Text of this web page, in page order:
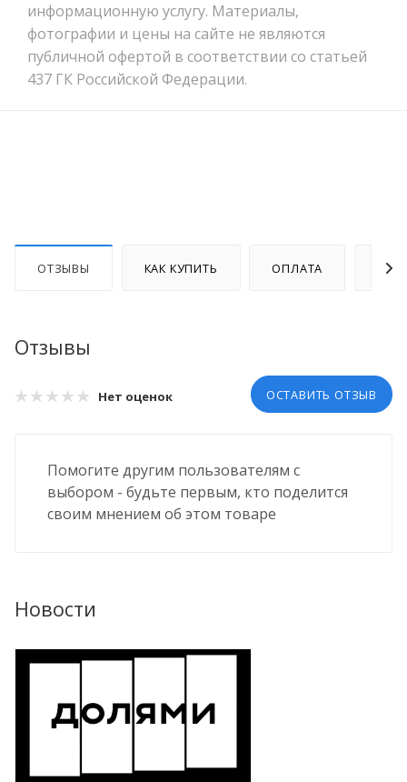
информационную услугу. Материалы,
фотографии и цены на сайте не являются
публичной офертой в соответствии со статьей
437 ГК Российской Федерации.
ОТЗЫВЫ КАК КУПИТЬ ОПЛАТА
Отзывы
Нет оценок ОСТАВИТЬ ОТЗЫВ
Помогите другим пользователям с
выбором - будьте первым, кто поделится
своим мнением об этом товаре
Новости